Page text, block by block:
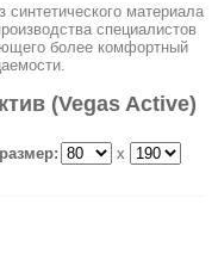
материала
специалистов
более комфортный
(Vegas Active)
x